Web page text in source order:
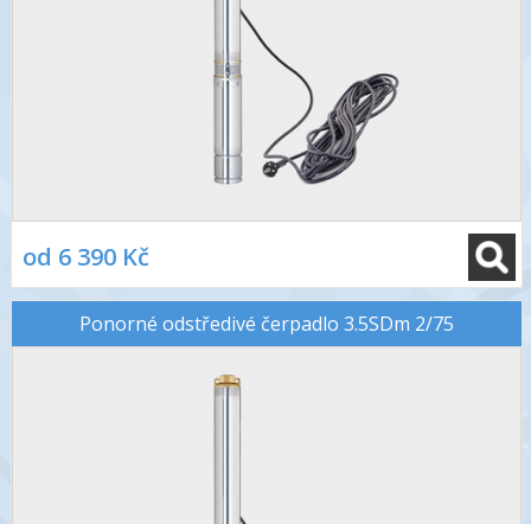
od 6 390 Kč
Ponorné odstředivé čerpadlo 3.5SDm 2/75